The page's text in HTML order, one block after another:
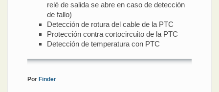
relé de salida se abre en caso de detección
de fallo)
Detección de rotura del cable de la PTC
Protección contra cortocircuito de la PTC
Detección de temperatura con PTC
Por Finder